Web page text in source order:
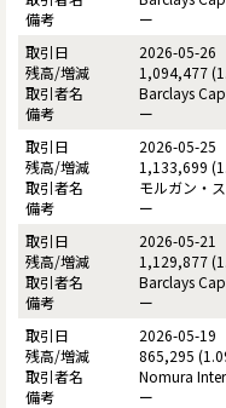
ー
2026-05-26
1,094,477
Barclays
ー
2026-05-25
1,133,699
モルガン・
ー
2026-05-21
1,129,877
Barclays
ー
2026-05-19
865,295
Nomura
ー